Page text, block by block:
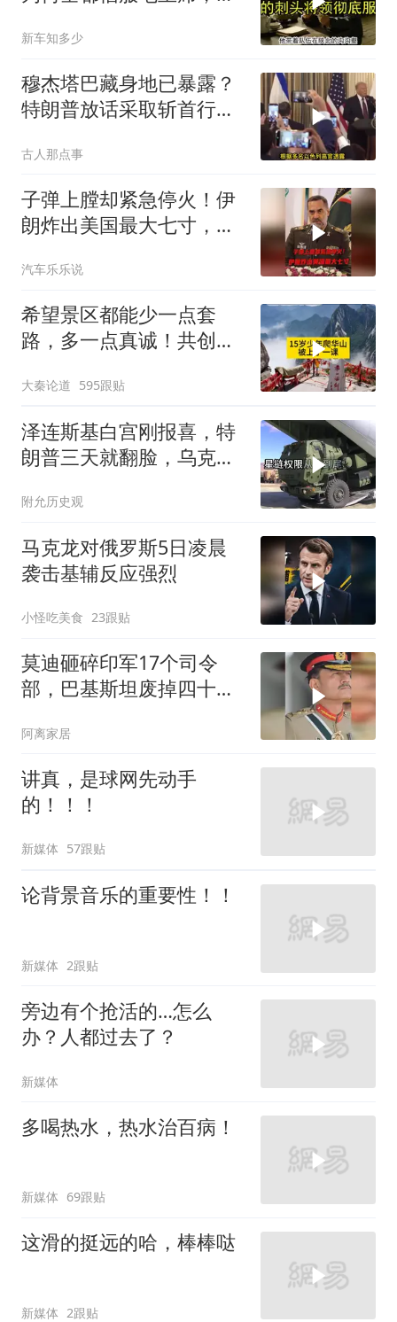
新车知多少
穆杰塔巴藏身地已暴露？
特朗普放话采取斩首行
古人那点事
子弹上膛却紧急停火！伊
朗炸出美国最大七寸，特
汽车乐乐说
希望景区都能少一点套
路，多一点真诚！共创良
大秦论道 595跟贴
泽连斯基白宫刚报喜，特
朗普三天就翻脸，乌克兰
附允历史观
马克龙对俄罗斯5日凌晨
袭击基辅反应强烈
小怪吃美食 23跟贴
莫迪砸碎印军17个司令
部，巴基斯坦废掉四十年
变天
阿离家居
讲真，是球网先动手
的！！！
新媒体 57跟贴
论背景音乐的重要性！！
新媒体 2跟贴
旁边有个抢活的…怎么
办？人都过去了？
新媒体
多喝热水，热水治百病！
新媒体 69跟贴
这滑的挺远的哈，棒棒哒
新媒体 2跟贴